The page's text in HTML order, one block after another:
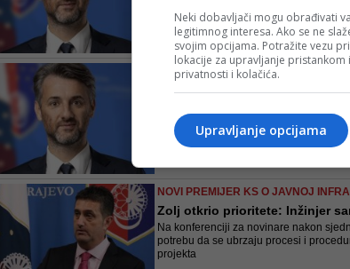
NOVOIZABRANI PREMIJER KANTONA
Zapošljavanje u javnom
stresove doživljavaju privatnici - kazao
NOVI PREMIJER KS O JAVNOJ
Zolj otkrio prioritete: Inžinjer
Na konferenciji za novinare nakon
potrebu da se ubrzaju procesi i
projekta
Neki dobavljači mogu obrađivati
legitimnog interesa. Ako se ne
svojim opcijama. Potražite vezu
lokacije za upravljanje
privatnosti i kolačića.
Upravljanje opcijama